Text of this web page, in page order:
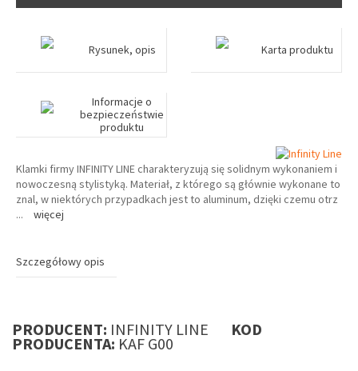
Rysunek, opis Karta produktu
Informacje o
bezpieczeństwie
produktu
Klamki firmy INFINITY LINE charakteryzują się solidnym wykonaniem i
nowoczesną stylistyką. Materiał, z którego są głównie wykonane to
znal, w niektórych przypadkach jest to aluminum, dzięki czemu otrz
...
więcej
Szczegółowy opis
PRODUCENT: INFINITY LINE KOD
PRODUCENTA: KAF G00